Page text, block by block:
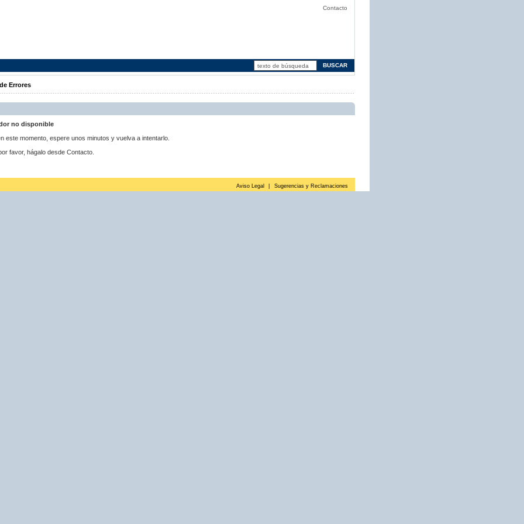
Contacto
Errores
no disponible
este momento, espere unos minutos y vuelva a intentarlo.
favor, hágalo desde Contacto.
Aviso Legal Sugerencias y Reclamaciones